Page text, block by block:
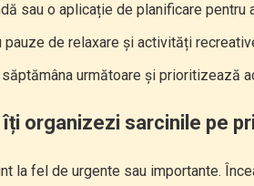
sau o aplicație de planificare pentru
de relaxare și activități
săptămâna următoare și prioritizează
organizezi sarcinile pe
la fel de urgente sau importante.